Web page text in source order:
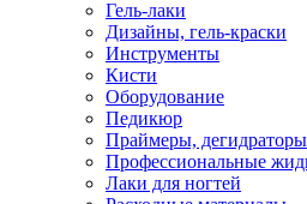
Гель-лаки
Дизайны, гель-краски
Инструменты
Кисти
Оборудование
Педикюр
Праймеры, дегидраторы
Профессиональные
Лаки для ногтей